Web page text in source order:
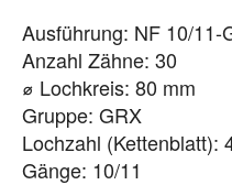
Ausführung: NF 10/11-
Anzahl Zähne: 30
⌀ Lochkreis: 80 mm
Gruppe: GRX
Lochzahl (Kettenblatt):
Gänge: 10/11